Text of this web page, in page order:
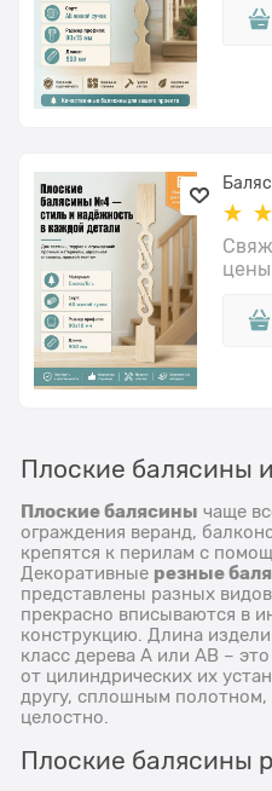
цены
Плоские балясины
Плоские балясины чаще
ограждения веранд,
крепятся к перилам с
Декоративные резные
представлены разных
прекрасно вписываются в
конструкцию. Длина
класс дерева А или АВ –
от цилиндрических их
другу, сплошным полотном,
целостно.
Плоские балясины